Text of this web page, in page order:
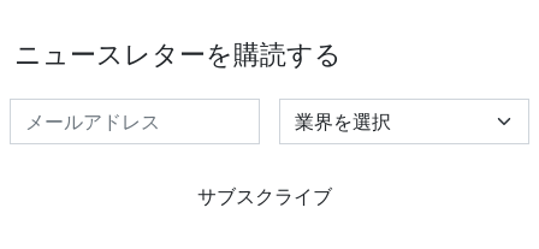
ニュースレターを購読する
Select Industry
サブスクライブ